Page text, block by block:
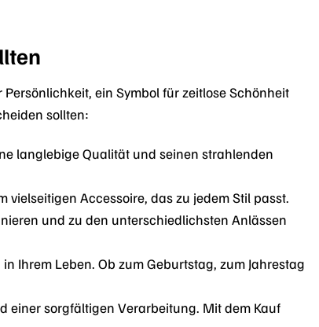
ein Symbol für zeitlose Schönheit
sollten:
langlebige Qualität und seinen strahlenden
Accessoire, das zu jedem Stil passt.
und zu den unterschiedlichsten Anlässen
Ihrem Leben. Ob zum Geburtstag, zum Jahrestag
einer sorgfältigen Verarbeitung. Mit dem Kauf